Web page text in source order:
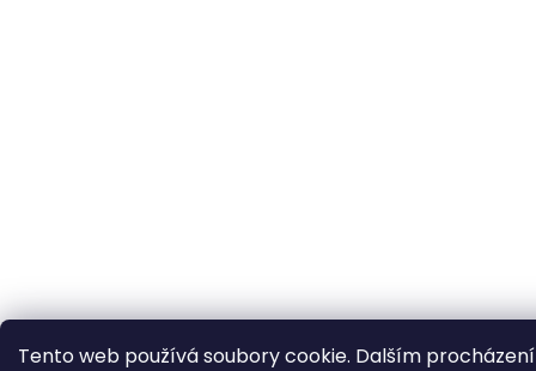
Tento web používá soubory cookie. Dalším